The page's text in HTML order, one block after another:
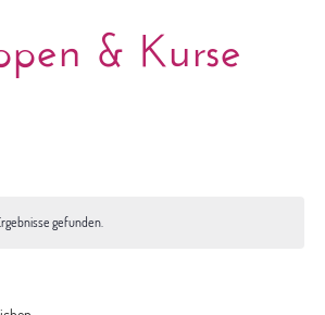
& Kurse
gefunden.